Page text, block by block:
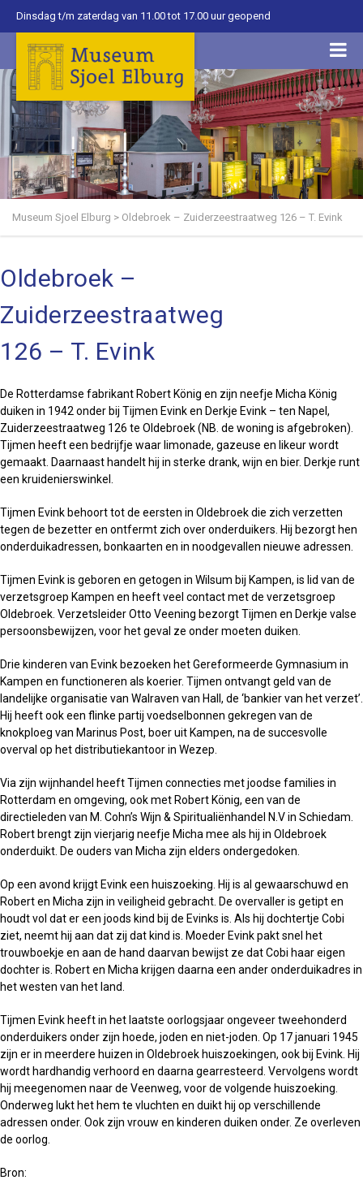
Dinsdag t/m zaterdag van 11.00 tot 17.00 uur geopend
Museum Sjoel Elburg > Oldebroek – Zuiderzeestraatweg 126 – T. Evink
Oldebroek –
Zuiderzeestraatweg
126 – T. Evink
De Rotterdamse fabrikant Robert König en zijn neefje Micha König
duiken in 1942 onder bij Tijmen Evink en Derkje Evink – ten Napel,
Zuiderzeestraatweg 126 te Oldebroek (NB. de woning is afgebroken).
Tijmen heeft een bedrijfje waar limonade, gazeuse en likeur wordt
gemaakt. Daarnaast handelt hij in sterke drank, wijn en bier. Derkje runt
een kruidenierswinkel.
Tijmen Evink behoort tot de eersten in Oldebroek die zich verzetten
tegen de bezetter en ontfermt zich over onderduikers. Hij bezorgt hen
onderduikadressen, bonkaarten en in noodgevallen nieuwe adressen.
Tijmen Evink is geboren en getogen in Wilsum bij Kampen, is lid van de
verzetsgroep Kampen en heeft veel contact met de verzetsgroep
Oldebroek. Verzetsleider Otto Veening bezorgt Tijmen en Derkje valse
persoonsbewijzen, voor het geval ze onder moeten duiken.
Drie kinderen van Evink bezoeken het Gereformeerde Gymnasium in
Kampen en functioneren als koerier. Tijmen ontvangt geld van de
landelijke organisatie van Walraven van Hall, de ‘bankier van het verzet’.
Hij heeft ook een flinke partij voedselbonnen gekregen van de
knokploeg van Marinus Post, boer uit Kampen, na de succesvolle
overval op het distributiekantoor in Wezep.
Via zijn wijnhandel heeft Tijmen connecties met joodse families in
Rotterdam en omgeving, ook met Robert König, een van de
directieleden van M. Cohn’s Wijn & Spiritualiënhandel N.V in Schiedam.
Robert brengt zijn vierjarig neefje Micha mee als hij in Oldebroek
onderduikt. De ouders van Micha zijn elders ondergedoken.
Op een avond krijgt Evink een huiszoeking. Hij is al gewaarschuwd en
Robert en Micha zijn in veiligheid gebracht. De overvaller is getipt en
houdt vol dat er een joods kind bij de Evinks is. Als hij dochtertje Cobi
ziet, neemt hij aan dat zij dat kind is. Moeder Evink pakt snel het
trouwboekje en aan de hand daarvan bewijst ze dat Cobi haar eigen
dochter is. Robert en Micha krijgen daarna een ander onderduikadres in
het westen van het land.
Tijmen Evink heeft in het laatste oorlogsjaar ongeveer tweehonderd
onderduikers onder zijn hoede, joden en niet-joden. Op 17 januari 1945
zijn er in meerdere huizen in Oldebroek huiszoekingen, ook bij Evink. Hij
wordt hardhandig verhoord en daarna gearresteerd. Vervolgens wordt
hij meegenomen naar de Veenweg, voor de volgende huiszoeking.
Onderweg lukt het hem te vluchten en duikt hij op verschillende
adressen onder. Ook zijn vrouw en kinderen duiken onder. Ze overleven
de oorlog.
Bron: